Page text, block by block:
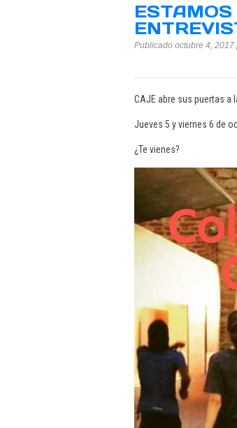
Publicado octubre 4,
CAJE abre sus puertas a
Jueves 5 y viernes 6 de
¿Te vienes?